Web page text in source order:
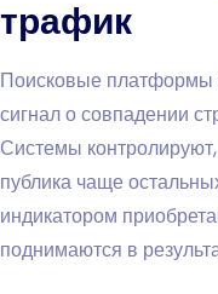
трафик
Поисковые платформы
сигнал о совпадении
Системы
публика чаще
индикатором
поднимаются в